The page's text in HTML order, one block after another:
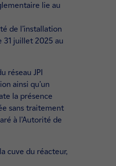
lie au
de l’installation
31 juillet 2025 au
réseau JPI
ainsi qu’un
la présence
sans traitement
à l’Autorité de
cuve du réacteur,